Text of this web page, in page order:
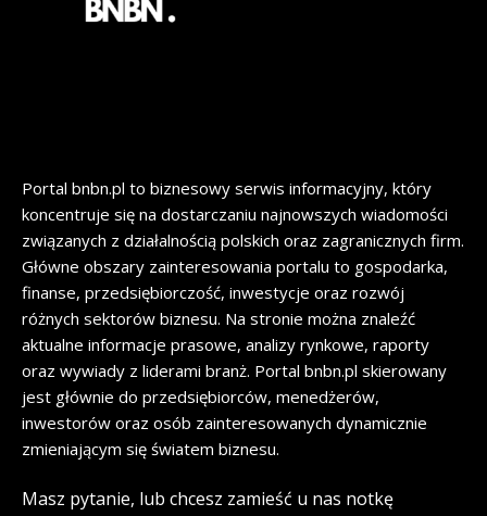
Portal bnbn.pl to biznesowy serwis informacyjny, który
koncentruje się na dostarczaniu najnowszych wiadomości
związanych z działalnością polskich oraz zagranicznych firm.
Główne obszary zainteresowania portalu to gospodarka,
finanse, przedsiębiorczość, inwestycje oraz rozwój
różnych sektorów biznesu. Na stronie można znaleźć
aktualne informacje prasowe, analizy rynkowe, raporty
oraz wywiady z liderami branż. Portal bnbn.pl skierowany
jest głównie do przedsiębiorców, menedżerów,
inwestorów oraz osób zainteresowanych dynamicznie
zmieniającym się światem biznesu.
Masz pytanie, lub chcesz zamieść u nas notkę